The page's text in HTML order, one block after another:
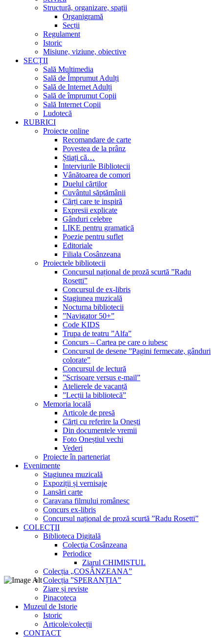
Structură, organizare, spații
Organigramă
Secții
Regulament
Istoric
Misiune, viziune, obiective
SECȚII
Sală Multimedia
Sală de Împrumut Adulți
Sală de Internet Adulți
Sală de împrumut Copii
Sală Internet Copii
Ludotecă
RUBRICI
Proiecte online
Recomandare de carte
Povestea de la prânz
Știați că…
Interviurile Bibliotecii
Vânătoarea de comori
Duelul cărților
Cuvântul săptămânii
Cărți care te inspiră
Expresii explicate
Gânduri celebre
LIKE pentru gramatică
Poezie pentru suflet
Editoriale
Filiala Cosânzeana
Proiectele bibliotecii
Concursul național de proză scurtă ”Radu
Rosetti”
Concursul de ex-libris
Stagiunea muzicală
Nocturna bibliotecii
”Navigator 50+”
Code KIDS
Trupa de teatru ”Alfa”
Concurs – Cartea pe care o iubesc
Concursul de desene ”Pagini fermecate, gânduri
colorate”
Concursul de lectură
”Scrisoare versus e-mail”
Atelierele de vacanță
”Lecții la bibliotecă”
Memoria locală
Articole de presă
Cărți cu referire la Onești
Din documentele vremii
Foto Oneștiul vechi
Vederi
Proiecte în parteneriat
Evenimente
Stagiunea muzicală
Expoziții și vernisaje
Lansări carte
Caravana filmului românesc
Concurs ex-libris
Concursul național de proză scurtă ”Radu Rosetti”
COLECŢII
Biblioteca Digitală
Colecţia Cosânzeana
Periodice
Ziarul CHIMISTUL
Colecția „COSÂNZEANA”
Colecția ”SPERANȚIA”
Ziare și reviste
Pinacoteca
Muzeul de Istorie
Istoric
Articole/colecții
CONTACT